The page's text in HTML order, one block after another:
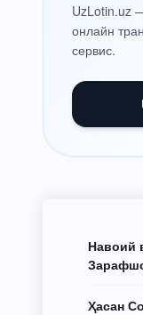
UzLotin.uz
онлайн
сервис.
Навоий
Ҳасан